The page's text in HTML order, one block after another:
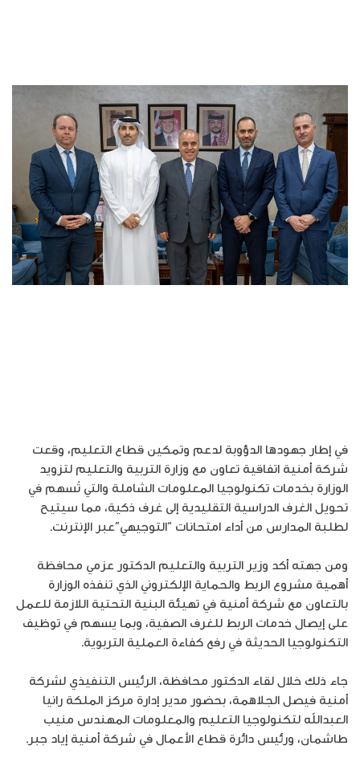
في إطار جهودها الدؤوبة لدعم وتمكين قطاع التعليم، وقعت
شركة أمنية اتفاقية تعاون مع وزارة التربية والتعليم لتزويد
الوزارة بخدمات تكنولوجيا المعلومات الشاملة والتي تُسهم في
تحويل الغرف الدراسية التقليدية إلى غرف ذكية، مما سيتيح
لطلبة المدارس من أداء امتحانات “التوجيهي”عبر الإنترنت.
ومن جهته أكد وزير التربية والتعليم الدكتور عزمي محافظة
أهمية مشروع الربط والحماية الإلكتروني الذي تنفذه الوزارة
بالتعاون مع شركة أمنية في تهيئة البنية التحتية اللازمة للعمل
على إيصال خدمات الربط للغرف الصفية، وبما يسهم في توظيف
التكنولوجيا الحديثة في رفع كفاءة العملية التربوية.
جاء ذلك خلال لقاء الدكتور محافظة، الرئيس التنفيذي لشركة
أمنية فيصل الجلاهمة، بحضور مدير إدارة مركز الملكة رانيا
العبدالله لتكنولوجيا التعليم والمعلومات المهندس منيب
طاشمان، ورئيس دائرة قطاع الأعمال في شركة أمنية إياد جبر.